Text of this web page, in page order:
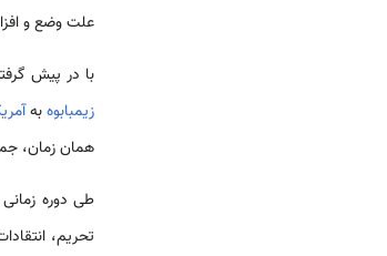
علت وضع و
با در پیش
زیمبابوهبه
همان زمان،
طی دوره زمانی سال‌های